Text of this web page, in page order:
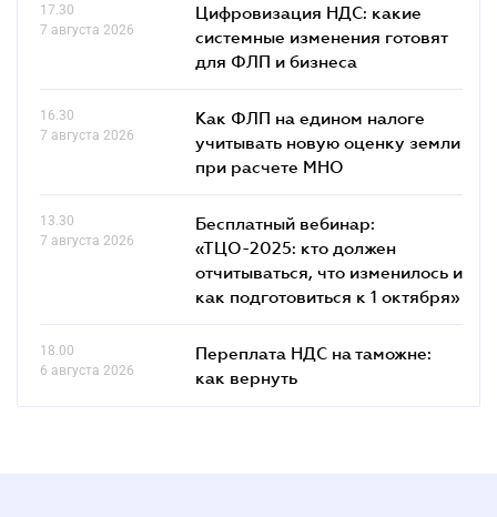
17.30
7 августа 2026
Цифровизация НДС: какие
системные изменения готовят
для ФЛП и бизнеса
16.30
7 августа 2026
Как ФЛП на едином налоге
учитывать новую оценку земли
при расчете МНО
13.30
7 августа 2026
Бесплатный вебинар:
«ТЦО-2025: кто должен
отчитываться, что изменилось и
как подготовиться к 1 октября»
18.00
6 августа 2026
Переплата НДС на таможне:
как вернуть